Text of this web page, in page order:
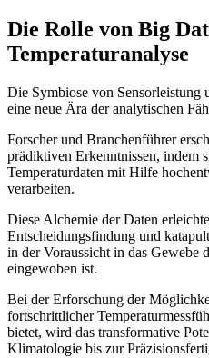
Die Rolle von Big
Temperaturanalyse
Die Symbiose von Sensorleistung
eine neue Ära der analytischen
Forscher und Branchenführer
prädiktiven Erkenntnissen, indem
Temperaturdaten mit Hilfe
verarbeiten.
Diese Alchemie der Daten
Entscheidungsfindung und
in der Voraussicht in das Gewebe
eingewoben ist.
Bei der Erforschung der
fortschrittlicher
bietet, wird das transformative
Klimatologie bis zur